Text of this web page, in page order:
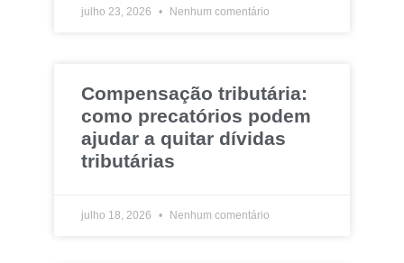
julho 23, 2026 Nenhum comentário
Compensação tributária:
como precatórios podem
ajudar a quitar dívidas
tributárias
julho 18, 2026 Nenhum comentário